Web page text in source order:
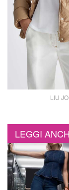
LIU
LEGGI